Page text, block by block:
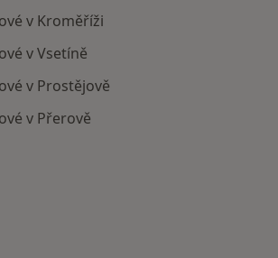
v Kroměříži
v Vsetíně
v Prostějově
v Přerově